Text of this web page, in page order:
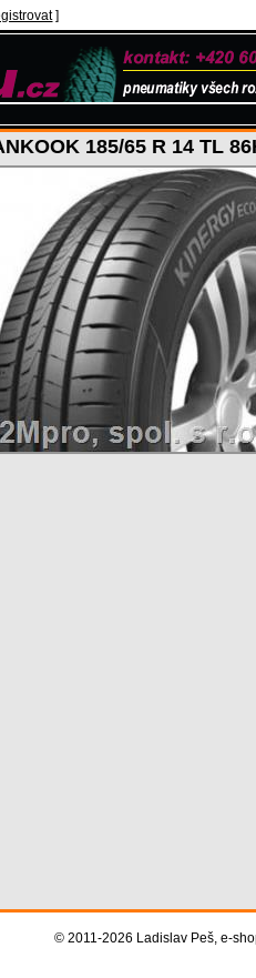
]
185/65 R 14 TL
© 2011-2026 Ladislav Peš, e-